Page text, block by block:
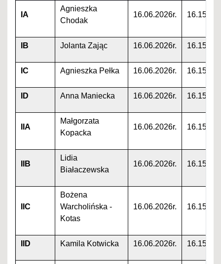
IA
Agnieszka
Chodak
16.06.2026r. 16.15
IB Jolanta Zając 16.06.2026r. 16.15
IC Agnieszka Pełka 16.06.2026r. 16.15
ID Anna Maniecka 16.06.2026r. 16.15
IIA
Małgorzata
Kopacka
16.06.2026r. 16.15
IIB
Lidia
Białaczewska
16.06.2026r. 16.15
IIC
Bożena
Warcholińska -
Kotas
16.06.2026r. 16.15
IID Kamila Kotwicka 16.06.2026r. 16.15